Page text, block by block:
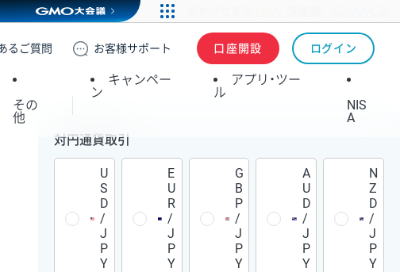
券
る ご質問 お客様サポート 口座開設 ログイン
その
他
キャンペー
ン
アプリ・ツー
ル
NIS
A
対円通貨取引
U
S
D
/
J
P
Y
E
U
R
/
J
P
Y
G
B
P
/
J
P
Y
A
U
D
/
J
P
Y
N
Z
D
/
J
P
Y